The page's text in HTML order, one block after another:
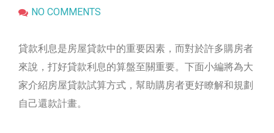
NO COMMENTS
貸款利息是房屋貸款中的重要因素，而對於許多購房者
來說，打好貸款利息的算盤至關重要。下面小編將為大
家介紹房屋貸款試算方式，幫助購房者更好瞭解和規劃
自己還款計畫。